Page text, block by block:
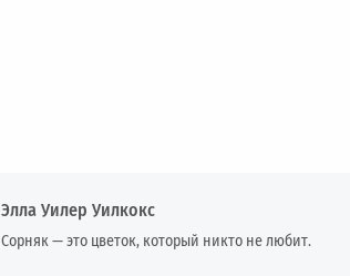
Элла Уилер Уилкокс
Сорняк — это цветок, который никто не любит.